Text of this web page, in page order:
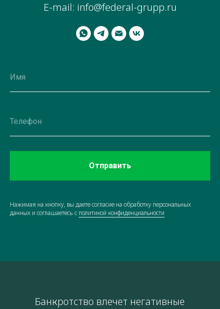
E-mail: info@federal-grupp.ru
Отправить
Нажимая на кнопку, вы даете согласие на обработку персональных
данных и соглашаетесь c политикой конфиденциальности